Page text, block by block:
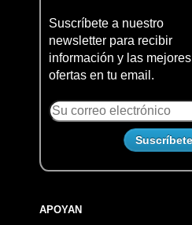
Suscríbete a nuestro
newsletter para recibir
información y las mejores
ofertas en tu email.
APOYAN